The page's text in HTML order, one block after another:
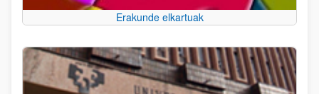
Erakunde elkartuak